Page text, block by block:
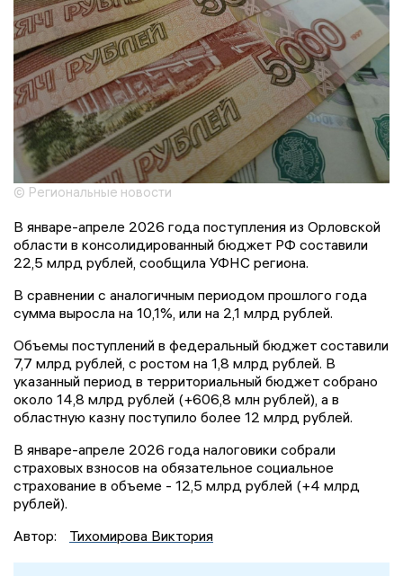
© Региональные новости
В январе-апреле 2026 года поступления из Орловской
области в консолидированный бюджет РФ составили
22,5 млрд рублей, сообщила УФНС региона.
В сравнении с аналогичным периодом прошлого года
сумма выросла на 10,1%, или на 2,1 млрд рублей.
Объемы поступлений в федеральный бюджет составили
7,7 млрд рублей, с ростом на 1,8 млрд рублей. В
указанный период в территориальный бюджет собрано
около 14,8 млрд рублей (+606,8 млн рублей), а в
областную казну поступило более 12 млрд рублей.
В январе-апреле 2026 года налоговики собрали
страховых взносов на обязательное социальное
страхование в объеме - 12,5 млрд рублей (+4 млрд
рублей).
Автор:
Тихомирова Виктория